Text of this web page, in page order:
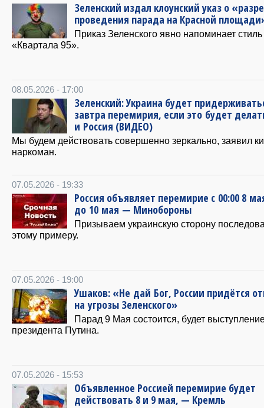
Зеленский издал клоунский указ о
проведения парада на Красной
Приказ Зеленского явно напоминает стиль
«Квартала 95».
08.05.2026 - 17:00
Зеленский: Украина будет
завтра перемирия, если это будет
и Россия (ВИДЕО)
Мы будем действовать совершенно зеркально, заявил
наркоман.
07.05.2026 - 19:33
Россия объявляет перемирие с 00:00 8
до 10 мая — Минобороны
Призываем украинскую сторону
этому примеру.
07.05.2026 - 19:00
Ушаков: «Не дай Бог, России придётся
на угрозы Зеленского»
Парад 9 Мая состоится, будет
президента Путина.
07.05.2026 - 15:53
Объявленное Россией перемирие будет
действовать 8 и 9 мая, — Кремль